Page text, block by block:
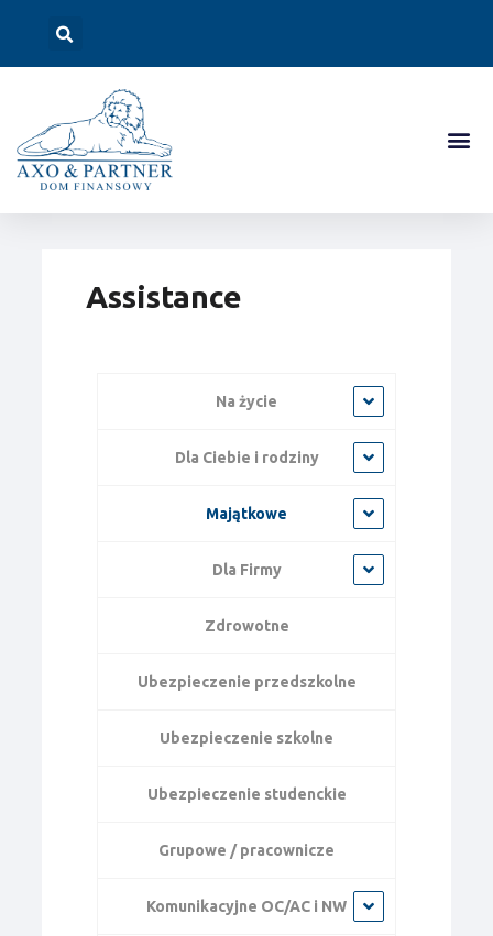
Assistance
Na życie
Dla Ciebie i rodziny
Majątkowe
Dla Firmy
Zdrowotne
Ubezpieczenie przedszkolne
Ubezpieczenie szkolne
Ubezpieczenie studenckie
Grupowe / pracownicze
Komunikacyjne OC/AC i NW